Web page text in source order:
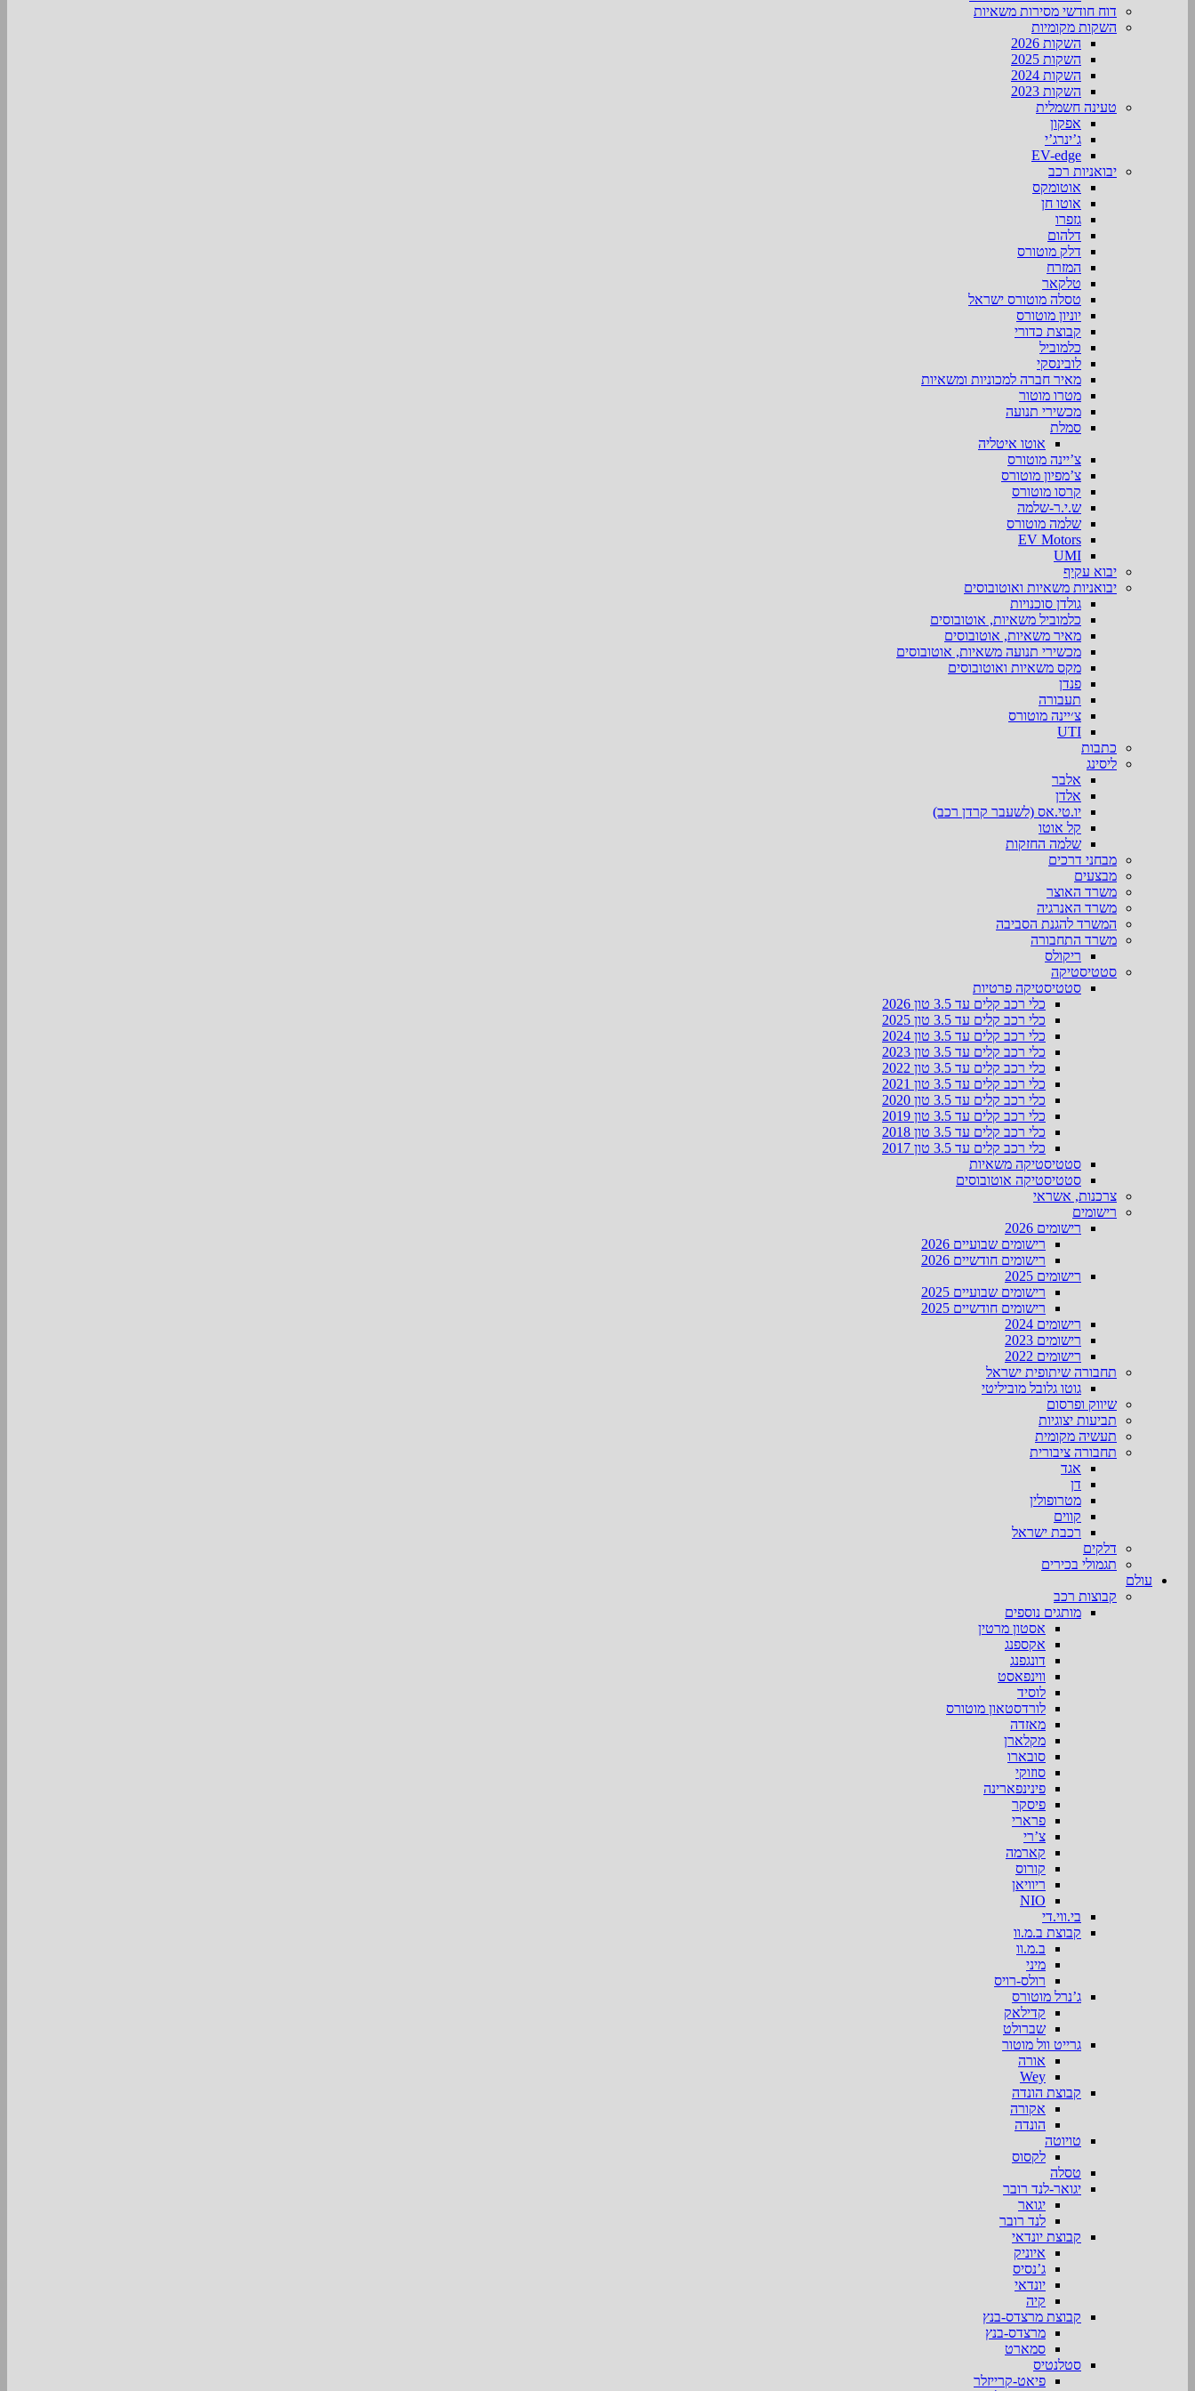
דוח חודשי מסירות משאיות
השקות מקומיות
השקות 2026
השקות 2025
השקות 2024
השקות 2023
טעינה חשמלית
אפקון
ג’ינרג’י
EV-edge
יבואניות רכב
אוטומקס
אוטו חן
גזפרו
דלהום
דלק מוטורס
המזרח
טלקאר
טסלה מוטורס ישראל
יוניון מוטורס
קבוצת כדורי
כלמוביל
לובינסקי
מאיר חברה למכוניות ומשאיות
מטרו מוטור
מכשירי תנועה
סמלת
אוטו איטליה
צ’יינה מוטורס
צ’מפיון מוטורס
קרסו מוטורס
ש.י.ר-שלמה
שלמה מוטורס
EV Motors
UMI
יבוא עקיף
יבואניות משאיות ואוטובוסים
גולדן סוכנויות
כלמוביל משאיות, אוטובוסים
מאיר משאיות, אוטובוסים
מכשירי תנועה משאיות, אוטובוסים
מקס משאיות ואוטובוסים
פנדן
תעבורה
צ׳יינה מוטורס
UTI
כתבות
ליסינג
אלבר
אלדן
יו.טי.אס (לשעבר קרדן רכב)
קל אוטו
שלמה החזקות
מבחני דרכים
מבצעים
משרד האוצר
משרד האנרגיה
המשרד להגנת הסביבה
משרד התחבורה
ריקולס
סטטיסטיקה
סטטיסטיקה פרטיות
כלי רכב קלים עד 3.5 טון 2026
כלי רכב קלים עד 3.5 טון 2025
כלי רכב קלים עד 3.5 טון 2024
כלי רכב קלים עד 3.5 טון 2023
כלי רכב קלים עד 3.5 טון 2022
כלי רכב קלים עד 3.5 טון 2021
כלי רכב קלים עד 3.5 טון 2020
כלי רכב קלים עד 3.5 טון 2019
כלי רכב קלים עד 3.5 טון 2018
כלי רכב קלים עד 3.5 טון 2017
סטטיסטיקה משאיות
סטטיסטיקה אוטובוסים
צרכנות, אשראי
רישומים
רישומים 2026
רישומים שבועיים 2026
רישומים חודשיים 2026
רישומים 2025
רישומים שבועיים 2025
רישומים חודשיים 2025
רישומים 2024
רישומים 2023
רישומים 2022
תחבורה שיתופית ישראל
גוטו גלובל מוביליטי
שיווק ופרסום
תביעות יצוגיות
תעשיה מקומית
תחבורה ציבורית
אגד
דן
מטרופולין
קווים
רכבת ישראל
דלקים
תגמולי בכירים
עולם
קבוצות רכב
מותגים נוספים
אסטון מרטין
אקספנג
דונגפנג
ווינפאסט
לוסיד
לורדסטאון מוטורס
מאזדה
מקלארן
סובארו
סוזוקי
פינינפארינה
פיסקר
פרארי
צ’רי
קארמה
קורוס
ריוויאן
NIO
בי.ווי.די
קבוצת ב.מ.וו
ב.מ.וו
מיני
רולס-רויס
ג’נרל מוטורס
קדילאק
שברולט
גרייט וול מוטור
אורה
Wey
קבוצת הונדה
אקורה
הונדה
טויוטה
לקסוס
טסלה
יגואר-לנד רובר
יגואר
לנד רובר
קבוצת יונדאי
איוניק
ג’נסיס
יונדאי
קיה
קבוצת מרצדס-בנץ
מרצדס-בנץ
סמארט
סטלנטיס
פיאט-קרייזלר